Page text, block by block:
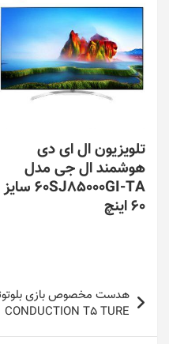
تلویزیون ال ای دی
هوشمند ال جی مدل
60SJ85000GI-TA سایز
60 اینچ
نوشتهCONDUCTION T5 TURE